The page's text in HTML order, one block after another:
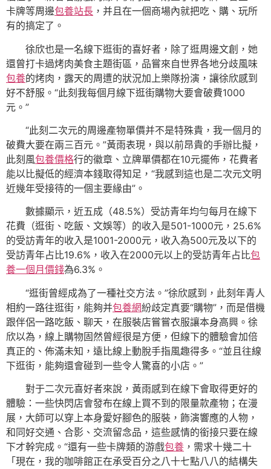
卡牌等周邊包養站長 ，并且在一個商場內就把吃、購、玩所
有的搞定了。
徐欣也是一名線下逛街的喜好者，除了逛周邊文創，她
還曾打卡過烤肉美食主題街區，品嘗來自世界各地分歧風味
包養的烤肉，露天的周遭的狀況加上樂隊扮演，讓徐欣感到
好不舒服。“此刻我每個月線下逛街購物大要會破費1000
元。”
“此刻二次元的周邊產物單價并不是特殊貴，我一個月的
破費大要在兩三百元。”黃雨表現，與以前昂貴的手辦比擬，
此刻風包養價格行的徽章、立牌單價都在10元擺佈，花費者
能以比擬低的經濟本錢取得知足，“我感到這也是二次元文明
近幾年受接待的一個主要緣由”。
數據顯示，近五成（48.5%）受訪青年均勻每月在線下
花費（逛街、吃飯、文娛等）的收入是501-1000元，25.6%
的受訪青年的收入是1001-2000元，收入為500元及以下的
受訪青年占比19.6%，收入在2000元以上的受訪青年占比包
養一個月價錢為6.3%。
“逛街曾經成為了一種社交方法。”徐欣感到，此刻年青人
相約一路往逛街，能夠并包養網紛歧定真要“購物”，而是借機
跟伴侶一路吃飯、聊天，在服裝店嘗嘗衣服讓本身高興。徐
欣以為，線上購物固然曾經很是方便，但線下的體驗會加倍
真正的、佈滿未知，遠比線上動脫手指風趣得多。“並且往線
下逛街，能夠還會碰到一些令人驚喜的小店。”
對于二次元喜好者來說，黃雨感到在線下會取得更好的
體驗：一些快閃店會發布在線上買不到的限量款產物；在漫
展，大師可以穿上本身愛好腳色的服裝，飾演響應的人物，
和同好交通、合影、交流留念品，這些感情的銜接只要在線
下才幹完成。“還有一些卡牌類的游戲包養 ，需求十幾二十
「現在，我的咖啡館正在承受百分之八十七點八八的結構失